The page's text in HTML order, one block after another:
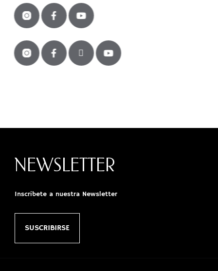
NEWSLETTER
Inscríbete a nuestra Newsletter
SUSCRIBIRSE